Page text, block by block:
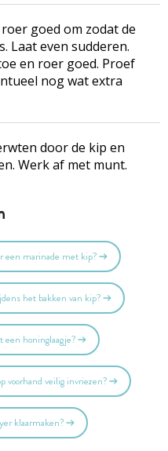
goed om zodat de
Laat even sudderen.
en roer goed. Proef
nog wat extra
door de kip en
Werk af met munt.
een marinade met kip?
het bakken van kip?
honinglaagje?
voorhand veilig invriezen?
klaarmaken?